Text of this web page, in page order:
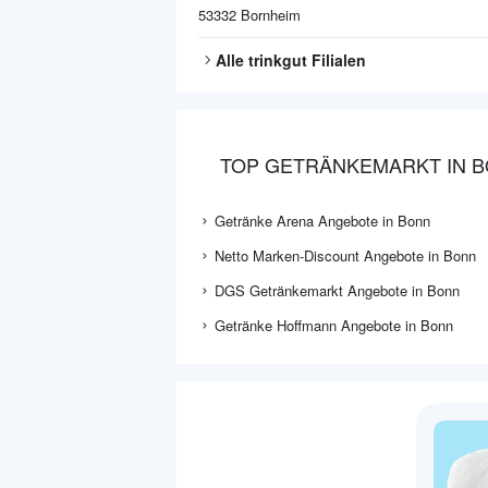
53332 Bornheim
Alle trinkgut Filialen
TOP GETRÄNKEMARKT IN
Getränke Arena Angebote in Bonn
Netto Marken-Discount Angebote in Bonn
DGS Getränkemarkt Angebote in Bonn
Getränke Hoffmann Angebote in Bonn